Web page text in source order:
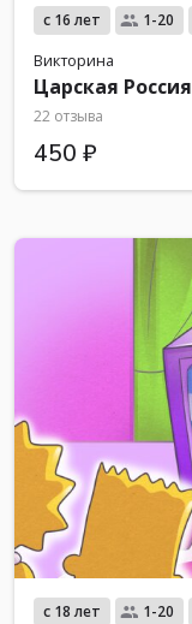
с 16 лет 1-20
Викторина
Царская Россия
22 отзыва
450 ₽
с 18 лет 1-20